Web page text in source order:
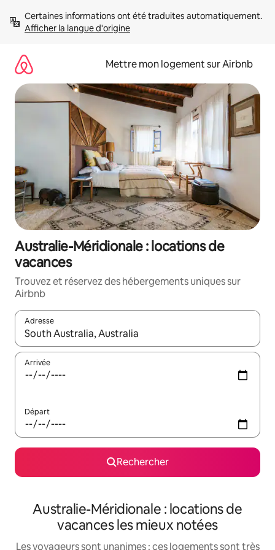
directement
Afficher la langue d'origine
Mettre mon logement sur Airbnb
Australie-Méridionale : locations de
vacances
Trouvez et réservez des hébergements uniques sur
Airbnb
Adresse
Lorsque les résultats s'affichent, utilisez les flèches vers le
Arrivée
Départ
Rechercher
Australie-Méridionale : locations de
vacances les mieux notées
Les voyageurs sont unanimes : ces logements sont très